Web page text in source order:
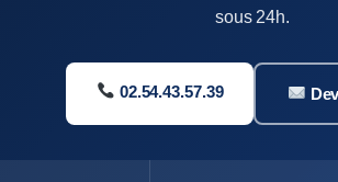
sous 24h.
02.54.43.57.39